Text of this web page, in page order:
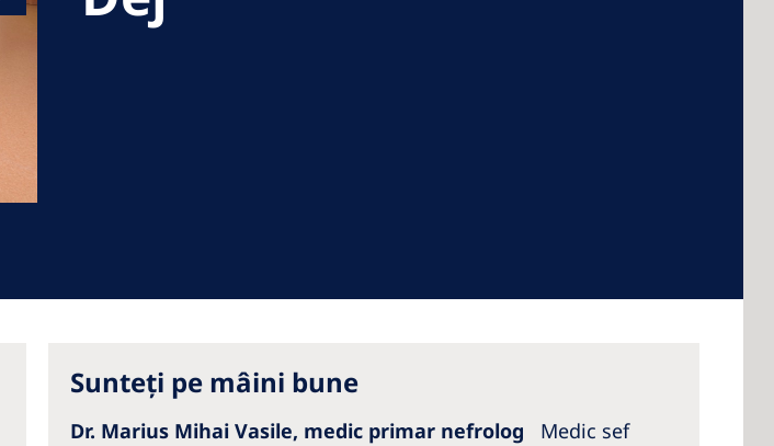
Romania
Asia Pacific
Australia
Sunteți pe mâini bune
Dr. Marius Mihai Vasile, medic primar nefrolog Medic sef